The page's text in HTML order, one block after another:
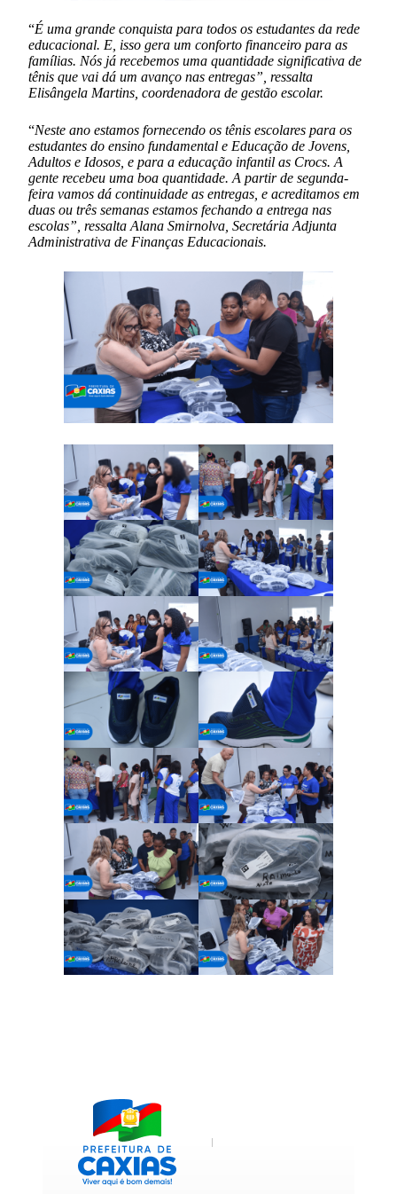
“É uma grande conquista para todos os estudantes da rede
educacional. E, isso gera um conforto financeiro para as
famílias. Nós já recebemos uma quantidade significativa de
tênis que vai dá um avanço nas entregas”, ressalta
Elisângela Martins, coordenadora de gestão escolar.
“Neste ano estamos fornecendo os tênis escolares para os
estudantes do ensino fundamental e Educação de Jovens,
Adultos e Idosos, e para a educação infantil as Crocs. A
gente recebeu uma boa quantidade. A partir de segunda-
feira vamos dá continuidade as entregas, e acreditamos em
duas ou três semanas estamos fechando a entrega nas
escolas”, ressalta Alana Smirnolva, Secretária Adjunta
Administrativa de Finanças Educacionais.